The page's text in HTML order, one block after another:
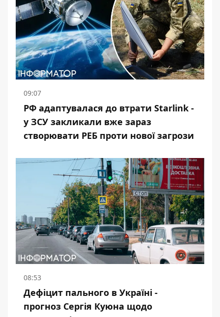
09:07
РФ адаптувалася до втрати Starlink -
у ЗСУ закликали вже зараз
створювати РЕБ проти нової загрози
08:53
Дефіцит пального в Україні -
прогноз Сергія Куюна щодо